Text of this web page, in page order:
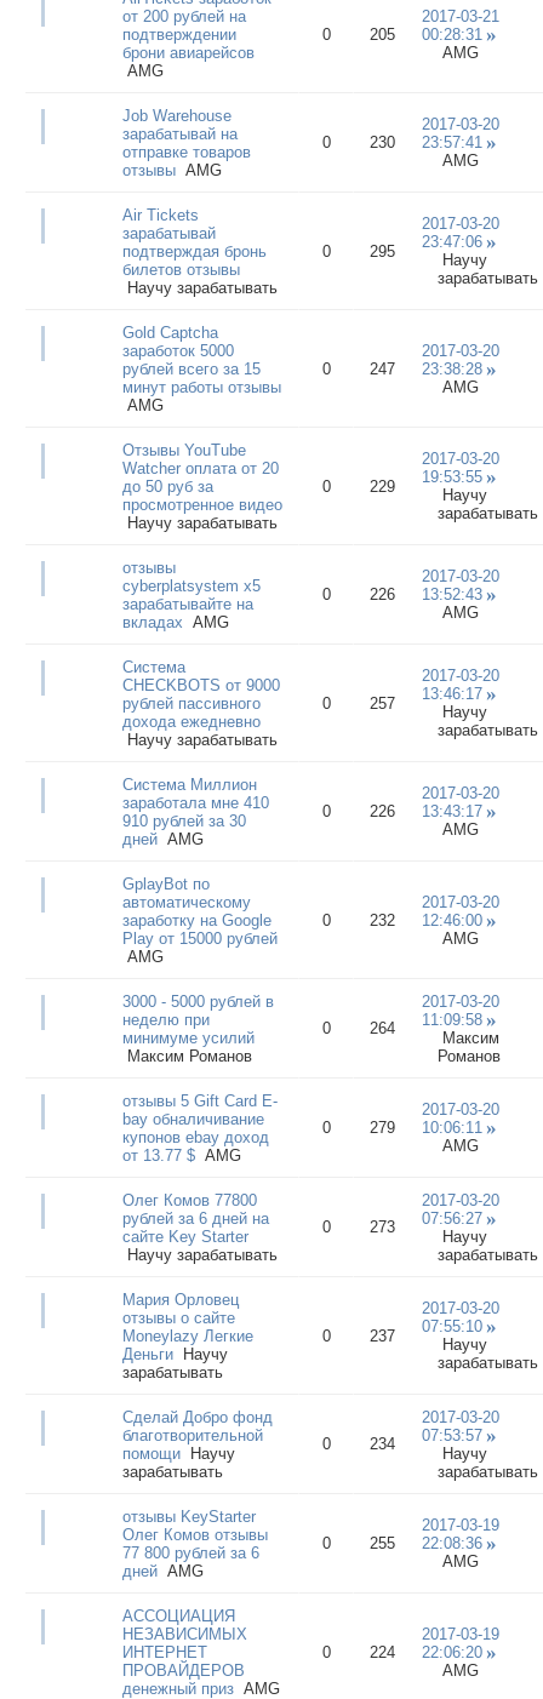
от 200 рублей на
подтверждении
брони авиарейсов
AMG
0 205
2017-03-21
00:28:31
AMG
Job Warehouse
зарабатывай на
отправке товаров
отзывы AMG
0 230
2017-03-20
23:57:41
AMG
Air Tickets
зарабатывай
подтверждая бронь
билетов отзывы
Научу зарабатывать
0 295
2017-03-20
23:47:06
Научу
зарабатывать
Gold Captcha
заработок 5000
рублей всего за 15
минут работы отзывы
AMG
0 247
2017-03-20
23:38:28
AMG
Отзывы YouTube
Watcher оплата от 20
до 50 руб за
просмотренное видео
Научу зарабатывать
0 229
2017-03-20
19:53:55
Научу
зарабатывать
отзывы
cyberplatsystem x5
зарабатывайте на
вкладах AMG
0 226
2017-03-20
13:52:43
AMG
Система
CHECKBOTS от 9000
рублей пассивного
дохода ежедневно
Научу зарабатывать
0 257
2017-03-20
13:46:17
Научу
зарабатывать
Система Миллион
заработала мне 410
910 рублей за 30
дней AMG
0 226
2017-03-20
13:43:17
AMG
GplayBot по
автоматическому
заработку на Google
Play от 15000 рублей
AMG
0 232
2017-03-20
12:46:00
AMG
3000 - 5000 рублей в
неделю при
минимуме усилий
Максим Романов
0 264
2017-03-20
11:09:58
Максим
Романов
отзывы 5 Gift Card E-
bay обналичивание
купонов ebay доход
от 13.77 $ AMG
0 279
2017-03-20
10:06:11
AMG
Олег Комов 77800
рублей за 6 дней на
сайте Key Starter
Научу зарабатывать
0 273
2017-03-20
07:56:27
Научу
зарабатывать
Мария Орловец
отзывы о сайте
Moneylazy Легкие
Деньги
Научу
зарабатывать
0 237
2017-03-20
07:55:10
Научу
зарабатывать
Сделай Добро фонд
благотворительной
помощи
Научу
зарабатывать
0 234
2017-03-20
07:53:57
Научу
зарабатывать
отзывы KeyStarter
Олег Комов отзывы
77 800 рублей за 6
дней AMG
0 255
2017-03-19
22:08:36
AMG
АССОЦИАЦИЯ
НЕЗАВИСИМЫХ
ИНТЕРНЕТ
ПРОВАЙДЕРОВ
денежный приз AMG
0 224
2017-03-19
22:06:20
AMG